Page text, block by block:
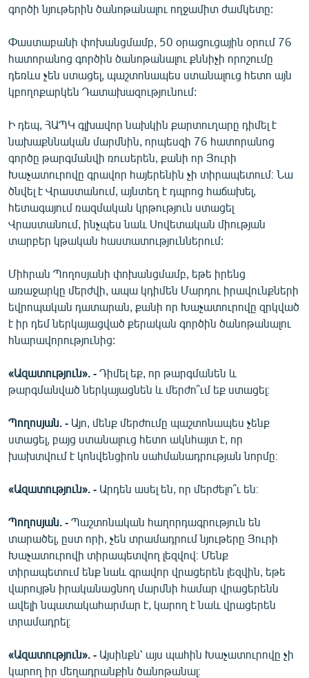
գործի նյութերին ծանոթանալու ողջամիտ ժամկետը:
Փաստաբանի փոխանցմամբ, 50 օրացուցային օրում 76
հատորանոց գործին ծանոթանալու քննիչի որոշումը
դեռևս չեն ստացել, պաշտոնապես ստանալուց հետո այն
կբողոքարկեն Դատախազությունում:
Ի դեպ, ՀԱՊԿ գլխավոր նախկին քարտուղարը դիմել է
նախաքննական մարմնին, որպեսզի 76 հատորանոց
գործը թարգմանվի ռուսերեն, քանի որ Յուրի
Խաչատուրովը գրավոր հայերենին չի տիրապետում։ Նա
ծնվել է Վրաստանում, այնտեղ է դպրոց հաճախել,
հետագայում ռազմական կրթություն ստացել
Վրաստանում, ինչպես նաև Սովետական միության
տարբեր կթական հաստատություններում:
Միհրան Պողոսյանի փոխանցմամբ, եթե իրենց
առաջարկը մերժվի, ապա կդիմեն Մարդու իրավունքների
եվրոպական դատարան, քանի որ Խաչատուրովը զրկված
է իր դեմ ներկայացված քերական գործին ծանոթանալու
հնարավորությունից:
«Ազատություն». - Դիմել եք, որ թարգմանեն և
թարգմանված ներկայացնեն և մերժո՞ւմ եք ստացել։
Պողոսյան. - Այո, մենք մերժումը պաշտոնապես չենք
ստացել, բայց ստանալուց հետո ակնհայտ է, որ
խախտվում է կոնվենցիոն սահմանադրության նորմը։
«Ազատություն». - Արդեն ասել են, որ մերժելո՞ւ են։
Պողոսյան. - Պաշտոնական հաղորդագրություն են
տարածել, ըստ որի, չեն տրամադրում նյութերը Յուրի
Խաչատուրովի տիրապետվող լեզվով։ Մենք
տիրապետում ենք նաև գրավոր վրացերեն լեզվին, եթե
վարույթն իրականացնող մարմնի համար վրացերենն
ավելի նպատակահարմար է, կարող է նաև վրացերեն
տրամադրել։
«Ազատություն». - Այսինքն՝ այս պահին Խաչատուրովը չի
կարող իր մեղադրանքին ծանոթանալ։